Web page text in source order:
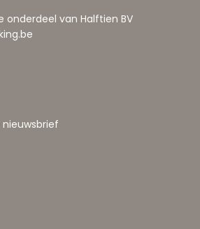
onderdeel van Halftien BV